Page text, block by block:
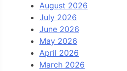
August 2026
July 2026
June 2026
May 2026
April 2026
March 2026